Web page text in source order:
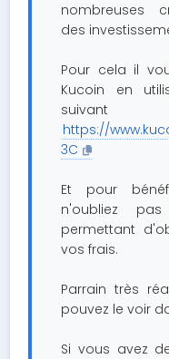
nombreuses
des
Pour cela il
Kucoin en
https://
3C
Et pour
n'oubliez
permettant
vos frais.
Parrain très
pouvez le voir
Si vous avez